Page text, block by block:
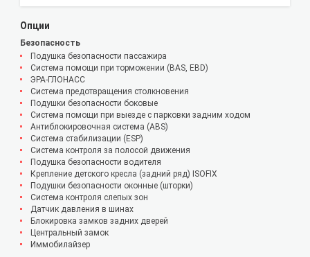
Опции
Безопасность
Подушка безопасности пассажира
Система помощи при торможении (BAS, EBD)
ЭРА-ГЛОНАСС
Система предотвращения столкновения
Подушки безопасности боковые
Система помощи при выезде с парковки задним ходом
Антиблокировочная система (ABS)
Система стабилизации (ESP)
Система контроля за полосой движения
Подушка безопасности водителя
Крепление детского кресла (задний ряд) ISOFIX
Подушки безопасности оконные (шторки)
Система контроля слепых зон
Датчик давления в шинах
Блокировка замков задних дверей
Центральный замок
Иммобилайзер